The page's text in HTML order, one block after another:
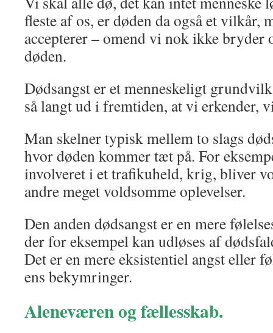
fleste af os, er døden da også et vilkår,
accepterer – omend vi nok ikke bryder
døden.
Dødsangst er et menneskeligt
så langt ud i fremtiden, at vi erkender,
Man skelner typisk mellem to slags
hvor døden kommer tæt på. For
involveret i et trafikuheld, krig, bliver
andre meget voldsomme oplevelser.
Den anden dødsangst er en mere
der for eksempel kan udløses af
Det er en mere eksistentiel angst eller
ens bekymringer.
Aleneværen og fællesskab.